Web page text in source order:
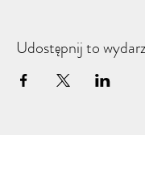
Udostępnij to